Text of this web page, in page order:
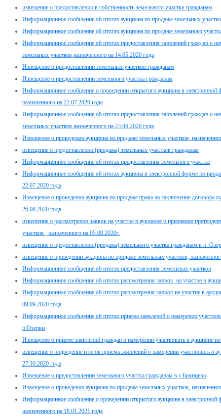
извещение о предоставлении в собственность земельного участка гражданам
Информационное сообщение об итогах аукциона по продаже земельных
Информационное сообщение об итогах аукциона по продаже земельного
Информационное сообщение об итогах предоставления заявлений граждан о
земельных участков,назначенного на 14.05.2020 года
Извещение о предоставлении земельных участков гражданам
Извещение о предоставлении земельного участка гражданам
Информационное сообщение о проведении открытого аукциона в
назначенного на 22.07.2020 года
Информационное сообщение об итогах предоставления заявлений граждан о
земельных участков,назначенного на 23.06.2020 года
Извещение о проведении аукциона по продаже земельных участков,
извещение о предоставлении (продажа) земельных участков гражданам
Информационное сообщение об итогах предоставления земельного участка
Информационное сообщение об итогах аукциона в электронной форме по
22.07.2020 года
Извещение о проведении аукциона по продаже права на заключение договора
26.08.2020 года
извещение о рассмотрении заявок на участие в аукционе и признании
участков , назначенного на 05.08.2020г.
извещение о предоставлении (продажа) земельного участка гражданам в п.
извещение о проведении аукциона по продаже земельных участков,
Информационное сообщение об итогах предоставления земельных участков
Информационное сообщение об итогах рассмотрения заявок, на участие в
Информационное сообщение об итогах рассмотрения заявок на участие в
09.09.2020 года
Информационное сообщение об итогах приема заявлений о намерении
п.Озерки
Извещение о приеме заявлений граждан о намерении участвовать в аукционе
извещение о подведение итогов приема заявлений о намерении участвовать в
27.10.2020 года
Извещение о предоставлении земельного участка гражданам в с.Брянцево
Извещение о проведении аукциона по продаже земельных участков,
Информационное сообщение о проведении открытого аукциона в
назначенного на 18.01.2021 года